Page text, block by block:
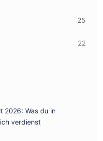
25
22
2026: Was du in
verdienst